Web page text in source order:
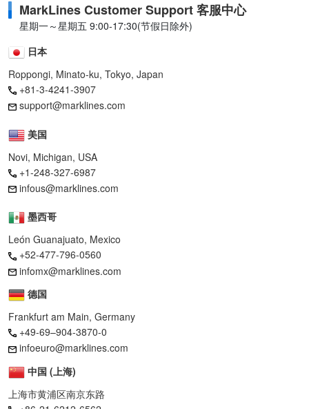
MarkLines Customer Support 客服中心
星期一～星期五 9:00-17:30(节假日除外)
日本
Roppongi, Minato-ku, Tokyo, Japan
+81-3-4241-3907
support@marklines.com
美国
Novi, Michigan, USA
+1-248-327-6987
infous@marklines.com
墨西哥
León Guanajuato, Mexico
+52-477-796-0560
infomx@marklines.com
德国
Frankfurt am Main, Germany
+49-69–904-3870-0
infoeuro@marklines.com
中国 (上海)
上海市黄浦区南京东路